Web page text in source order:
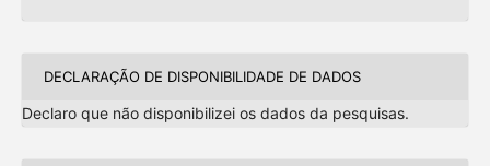
DECLARAÇÃO DE DISPONIBILIDADE DE DADOS
Declaro que não disponibilizei os dados da pesquisas.